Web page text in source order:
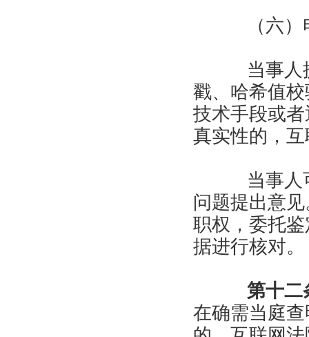
（六）电
当事人提
戳、哈希值
技术手段或
真实性的，
当事人可
问题提出意
职权，委托
据进行核对。
第十二
在确需当庭